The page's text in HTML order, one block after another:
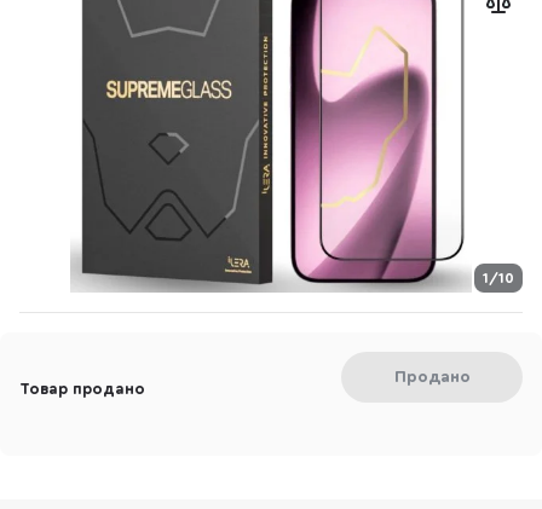
1/10
Товар продано
Продано